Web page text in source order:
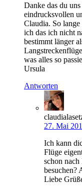
Danke das du
eindrucksvollen
Claudia. So
ich das ich nicht
bestimmt länger
was alles so
Ursula
Antworten
27. Mai
Ich kann
Flüge
schon
besuchen?
Liebe